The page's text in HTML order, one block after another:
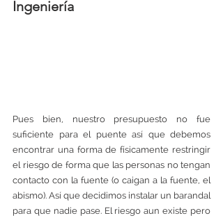
Ingeniería
Pues bien, nuestro presupuesto no fue
suficiente para el puente así que debemos
encontrar una forma de físicamente restringir
el riesgo de forma que las personas no tengan
contacto con la fuente (o caigan a la fuente, el
abismo). Así que decidimos instalar un barandal
para que nadie pase. El riesgo aun existe pero